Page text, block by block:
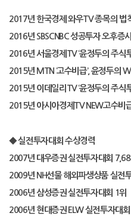
2017년 한국경제 와우TV종목의 법
2016년 SBSCNBC성공투자 오후증시
2016년 서울경제 TV ‘윤정두의 주식
2015년 MTN ‘고수비급’, 윤정두의
2015년 이데일리 TV ‘윤정두의 주식
2015년 아시아경제 TV NEW고수비
◆실전투자대회 수상경력
2007년 대우증권 실전투자대회
2009년 NH선물 해외파생상품 실전
2006년 삼성증권 실전투자대회 1위
2006년 현대증권 ELW실전투자대회